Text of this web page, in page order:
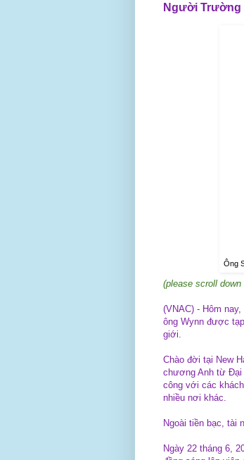
Người Trường
Ông
(please scroll
(VNAC) - Hôm
ông Wynn được
giới.
Chào đời tại New
chương Anh từ Đại
công với các
nhiều nơi khác.
Ngoài tiền bạc, tài
Ngày 22 tháng 6,